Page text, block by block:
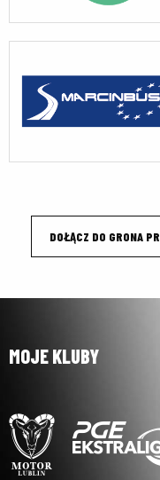
DOŁĄCZ DO GRONA
MOJE KLUBY